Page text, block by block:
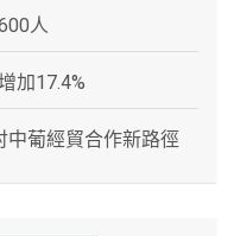
人
加17.4%
中葡經貿合作新路徑